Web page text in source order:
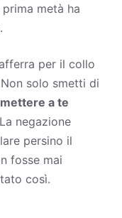
metà ha
per il collo
solo smetti di
a te
negazione
persino il
fosse mai
così.